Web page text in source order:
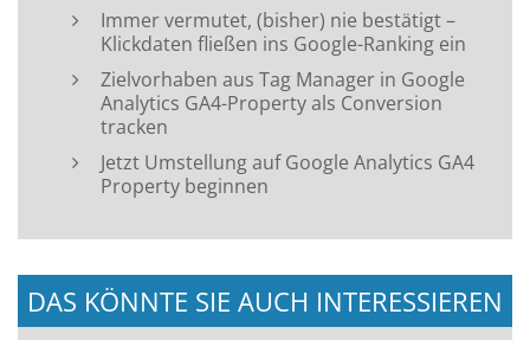
Immer vermutet, (bisher) nie bestätigt –
Klickdaten fließen ins Google-Ranking ein
Zielvorhaben aus Tag Manager in Google
Analytics GA4-Property als Conversion
tracken
Jetzt Umstellung auf Google Analytics GA4
Property beginnen
DAS KÖNNTE SIE AUCH INTERESSIEREN